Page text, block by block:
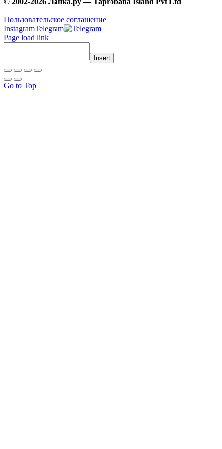
Пользовательское соглашение
InstagramTelegram
Page load link
Insert
Go to Top